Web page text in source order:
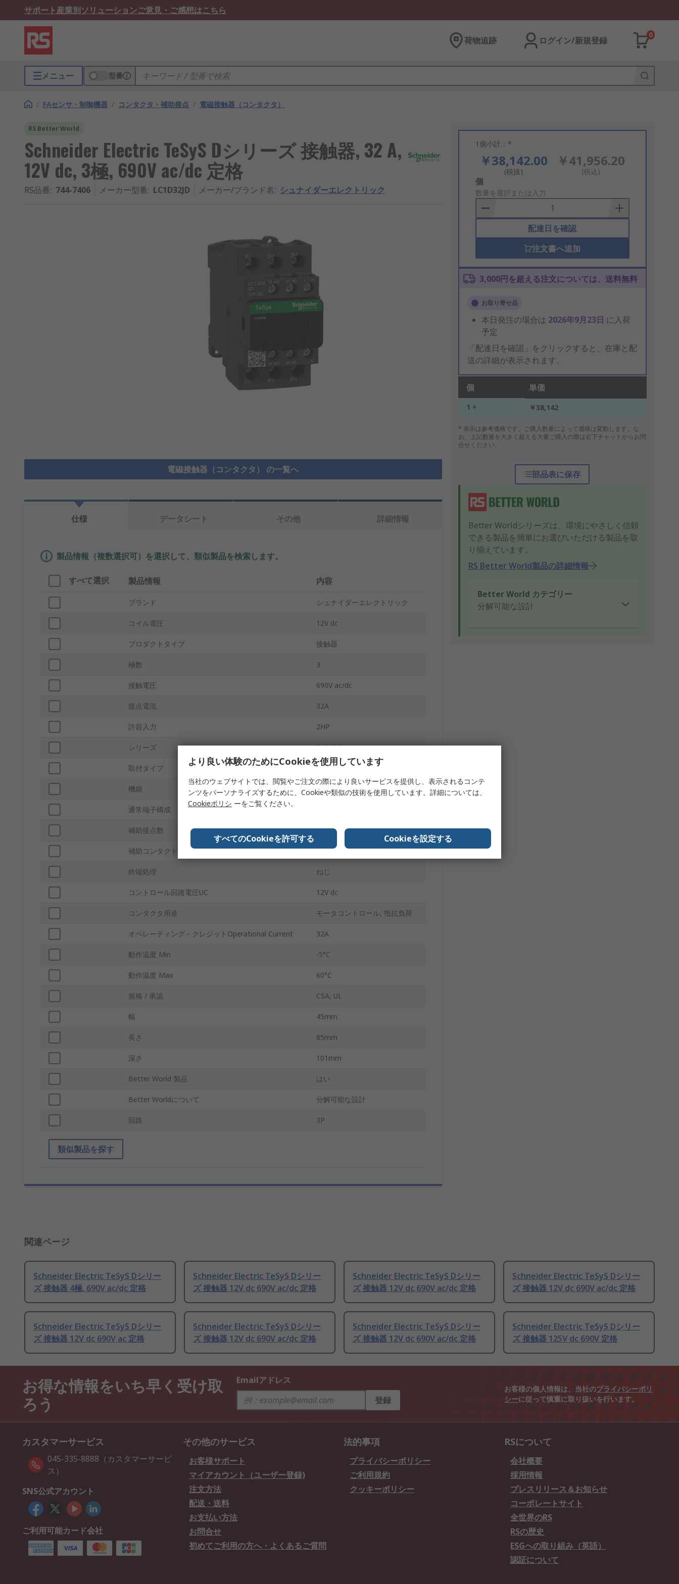
サポート産業別ソリューションご意見・ご感想はこちら
荷物追跡 ログイン/新規登録
0
メニュー 型番
/ FAセンサ・制御機器 / コンタクタ・補助接点 / 電磁接触器（コンタクタ）
RS Better World
Schneider Electric TeSyS Dシリーズ 接触器, 32 A,
12V dc, 3極, 690V ac/dc 定格
RS品番: 744-7406 メーカー型番: LC1D32JD メーカー/ブランド名: シュナイダーエレクトリック
電磁接触器（コンタクタ） の一覧へ
1個小計：*
￥38,142.00
(税抜)
￥41,956.20
(税込)
Add
to
Basket
個
数量を選択または入力
配達日を確認
注文書へ追加
3,000円を超える注文については、送料無料
お取り寄せ品
本日発注の場合は 2026年9月23日 に入荷
予定
「配達日を確認」をクリックすると、在庫と配
送の詳細が表示されます。
個 単価
1 + ￥38,142
* 表示は参考価格です。ご購入数量によって価格は変動します。な
お、上記数量を大きく超える大量ご購入の際は右下チャットからお問
合せください。
部品表に保存
Better Worldシリーズは、環境にやさしく信頼
できる製品を簡単にお選びいただける製品を取
り揃えています。
RS Better World製品の詳細情報
Better World カテゴリー
分解可能な設計
仕様 データシート その他 詳細情報
製品情報（複数選択可）を選択して、類似製品を検索します。
すべて選択 製品情報 内容
ブランド シュナイダーエレクトリック
コイル電圧 12V dc
プロダクトタイプ 接触器
極数 3
接触電圧 690V ac/dc
接点電流 32A
許容入力 2HP
シリーズ TeSyS D
取付タイプ DINレール
機能 モータコントロール, 抵抗負荷
通常端子構成
補助接点数 2
補助コンタクト構成 1 NO / 1 NC
終端処理 ねじ
コントロール回路電圧UC 12V dc
コンタクタ用途 モータコントロール, 抵抗負荷
オペレーティング・クレジットOperational Current 32A
動作温度 Min -5°C
動作温度 Max 60°C
規格 / 承認 CSA, UL
幅 45mm
長さ 85mm
深さ 101mm
Better World 製品 はい
Better Worldについて 分解可能な設計
回路 3P
類似製品を探す
関連ページ
Schneider Electric TeSyS Dシリー
ズ 接触器 4極, 690V ac/dc 定格
Schneider Electric TeSyS Dシリー
ズ 接触器 12V dc 690V ac/dc 定格
Schneider Electric TeSyS Dシリー
ズ 接触器 12V dc 690V ac/dc 定格
Schneider Electric TeSyS Dシリー
ズ 接触器 12V dc 690V ac/dc 定格
Schneider Electric TeSyS Dシリー
ズ 接触器 12V dc 690V ac 定格
Schneider Electric TeSyS Dシリー
ズ 接触器 12V dc 690V ac/dc 定格
Schneider Electric TeSyS Dシリー
ズ 接触器 12V dc 690V ac/dc 定格
Schneider Electric TeSyS Dシリー
ズ 接触器 125V dc 690V 定格
お得な情報をいち早く受け取
ろう
Emailアドレス
登録
お客様の個人情報は、当社のプライバシーポリ
シーに従って慎重に取り扱いを行います。
カスタマーサービス
045-335-8888（カスタマーサービ
ス）
SNS公式アカウント
ご利用可能カード会社
その他のサービス
お客様サポート
マイアカウント（ユーザー登録)
注文方法
配送・送料
お支払い方法
お問合せ
初めてご利用の方へ・よくあるご質問
法的事項
プライバシーポリシー
ご利用規約
クッキーポリシー
RSについて
会社概要
採用情報
プレスリリース＆お知らせ
コーポレートサイト
全世界のRS
RSの歴史
ESGへの取り組み（英語）
認証について
より良い体験のためにCookieを使用しています
当社のウェブサイトでは、閲覧やご注文の際により良いサービスを提供し、表示されるコンテ
ンツをパーソナライズするために、Cookieや類似の技術を使用しています。詳細については、
Cookieポリシ ーをご覧ください。
すべてのCookieを許可する Cookieを設定する